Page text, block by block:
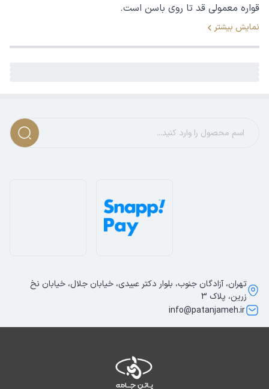
قواره معمولی قد تا روی باسن است.
نمایش بیشتر
تهران، آزادگان جنوب، بلوار دکتر عبیدی، خیابان جلال، خیابان نخ
زرین، پلاک 3
info@patanjameh.ir